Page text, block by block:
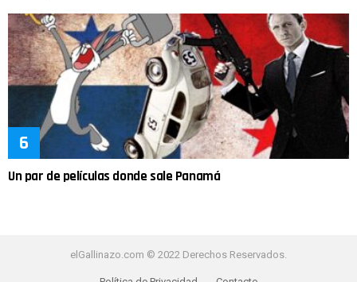
Un par de películas donde sale Panamá
elGallinazo.com © 2022 Derechos Reservados.